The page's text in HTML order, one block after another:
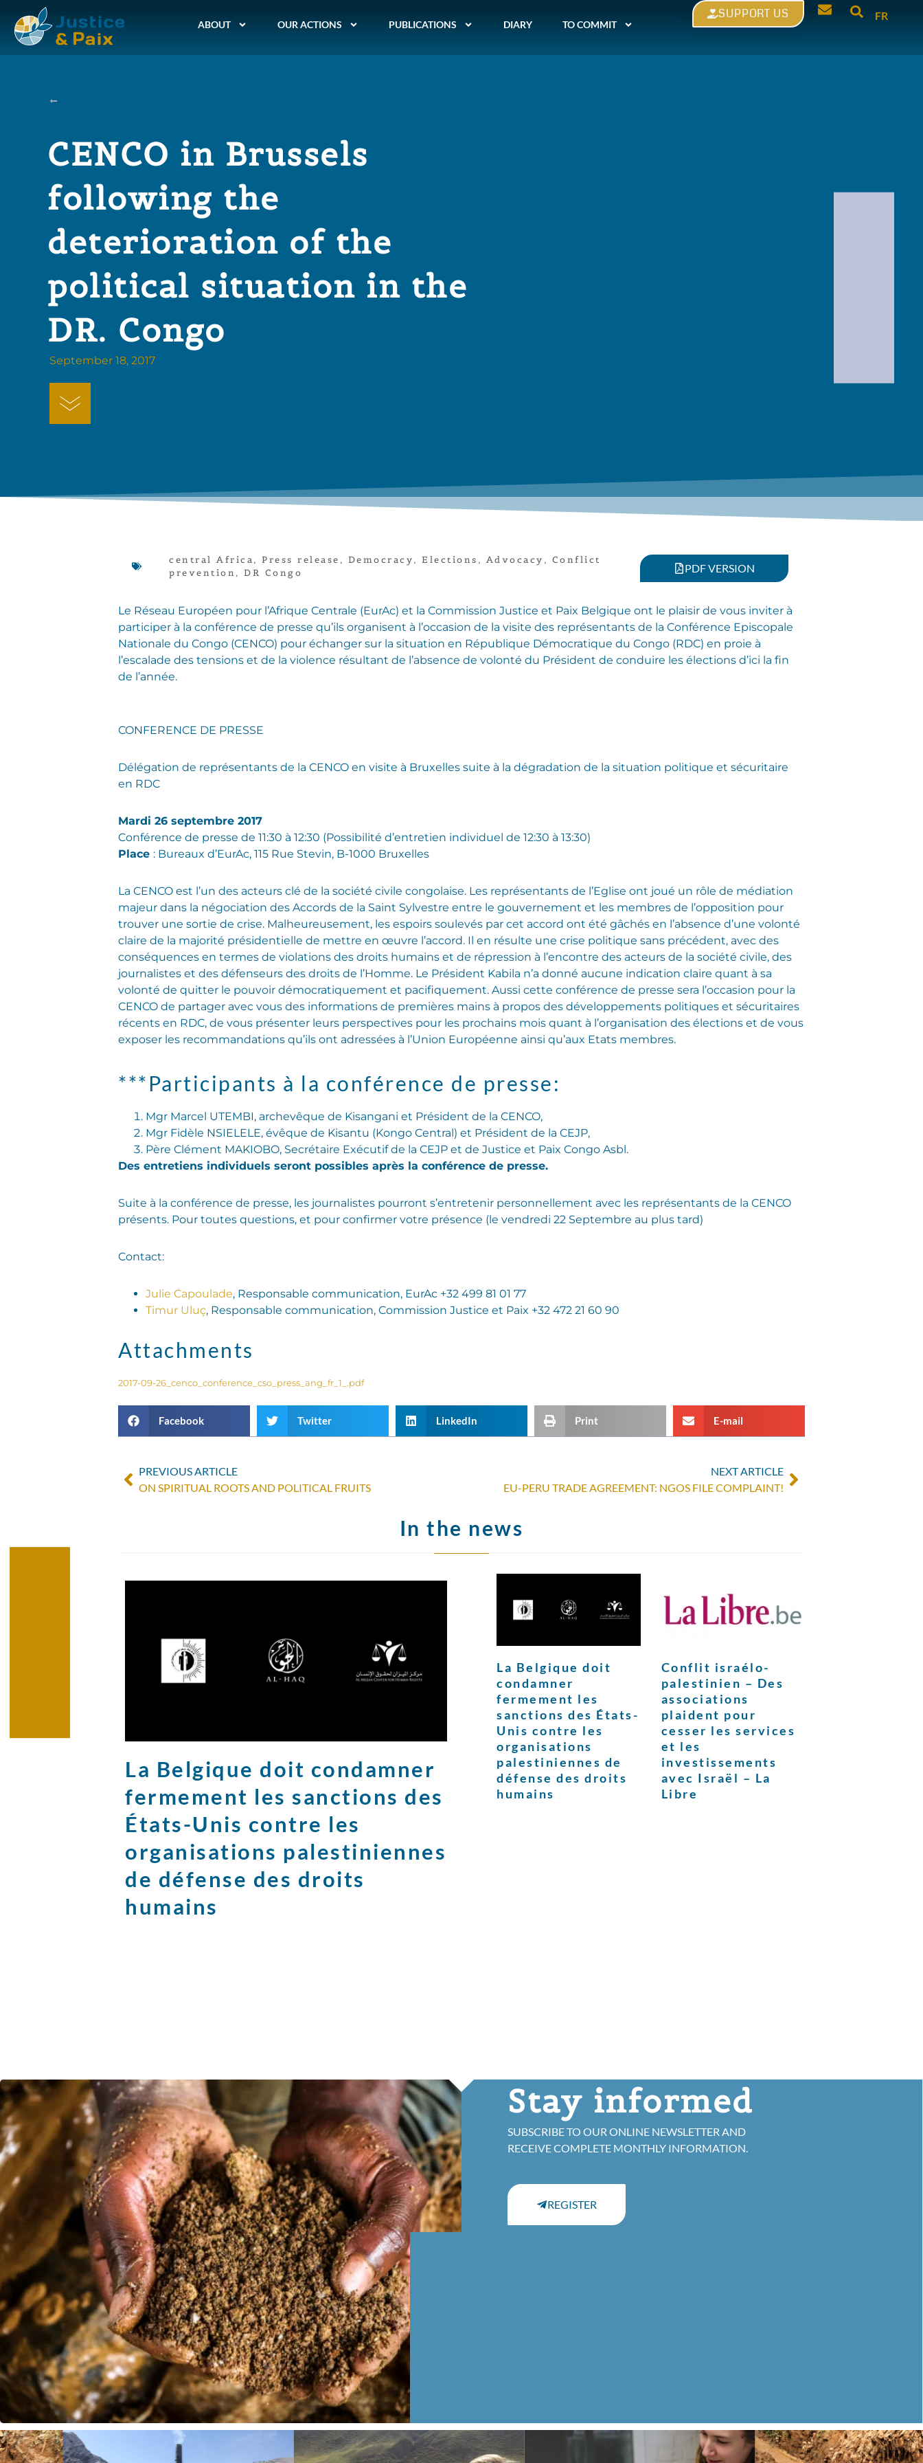
ABOUT OUR ACTIONS PUBLICATIONS DIARY TO COMMIT
SUPPORT US FR
CENCO in Brussels
following the
deterioration of the
political situation in the
DR. Congo
September 18, 2017
central Africa, Press release , Democracy, Elections , Advocacy , Conflict
prevention, DR Congo PDF VERSION
Le Réseau Européen pour l’Afrique Centrale (EurAc) et la Commission Justice et Paix Belgique ont le plaisir de vous inviter à
participer à la conférence de presse qu’ils organisent à l’occasion de la visite des représentants de la Conférence Episcopale
Nationale du Congo (CENCO) pour échanger sur la situation en République Démocratique du Congo (RDC) en proie à
l’escalade des tensions et de la violence résultant de l’absence de volonté du Président de conduire les élections d’ici la fin
de l’année.
CONFERENCE DE PRESSE
Délégation de représentants de la CENCO en visite à Bruxelles suite à la dégradation de la situation politique et sécuritaire
en RDC
Mardi 26 septembre 2017
Conférence de presse de 11:30 à 12:30 (Possibilité d’entretien individuel de 12:30 à 13:30)
Place : Bureaux d’EurAc, 115 Rue Stevin, B-1000 Bruxelles
La CENCO est l’un des acteurs clé de la société civile congolaise. Les représentants de l’Eglise ont joué un rôle de médiation
majeur dans la négociation des Accords de la Saint Sylvestre entre le gouvernement et les membres de l’opposition pour
trouver une sortie de crise. Malheureusement, les espoirs soulevés par cet accord ont été gâchés en l’absence d’une volonté
claire de la majorité présidentielle de mettre en œuvre l’accord. Il en résulte une crise politique sans précédent, avec des
conséquences en termes de violations des droits humains et de répression à l’encontre des acteurs de la société civile, des
journalistes et des défenseurs des droits de l’Homme. Le Président Kabila n’a donné aucune indication claire quant à sa
volonté de quitter le pouvoir démocratiquement et pacifiquement. Aussi cette conférence de presse sera l’occasion pour la
CENCO de partager avec vous des informations de premières mains à propos des développements politiques et sécuritaires
récents en RDC, de vous présenter leurs perspectives pour les prochains mois quant à l’organisation des élections et de vous
exposer les recommandations qu’ils ont adressées à l’Union Européenne ainsi qu’aux Etats membres.
***Participants à la conférence de presse:
Mgr Marcel UTEMBI, archevêque de Kisangani et Président de la CENCO,
Mgr Fidèle NSIELELE, évêque de Kisantu (Kongo Central) et Président de la CEJP,
Père Clément MAKIOBO, Secrétaire Exécutif de la CEJP et de Justice et Paix Congo Asbl.
Des entretiens individuels seront possibles après la conférence de presse.
Suite à la conférence de presse, les journalistes pourront s’entretenir personnellement avec les représentants de la CENCO
présents. Pour toutes questions, et pour confirmer votre présence (le vendredi 22 Septembre au plus tard)
Contact:
Julie Capoulade, Responsable communication, EurAc +32 499 81 01 77
Timur Uluç, Responsable communication, Commission Justice et Paix +32 472 21 60 90
Attachments
2017-09-26_cenco_conference_cso_press_ang_fr_1_.pdf
Facebook Twitter LinkedIn Print E-mail
PREVIOUS ARTICLE
ON SPIRITUAL ROOTS AND POLITICAL FRUITS
NEXT ARTICLE
EU-PERU TRADE AGREEMENT: NGOS FILE COMPLAINT!
In the news
La Belgique doit condamner
fermement les sanctions des
États-Unis contre les
organisations palestiniennes
de défense des droits
humains
La Belgique doit
condamner
fermement les
sanctions des États-
Unis contre les
organisations
palestiniennes de
défense des droits
humains
Conflit israélo-
palestinien – Des
associations
plaident pour
cesser les services
et les
investissements
avec Israël – La
Libre
Stay informed
SUBSCRIBE TO OUR ONLINE NEWSLETTER AND
RECEIVE COMPLETE MONTHLY INFORMATION.
REGISTER